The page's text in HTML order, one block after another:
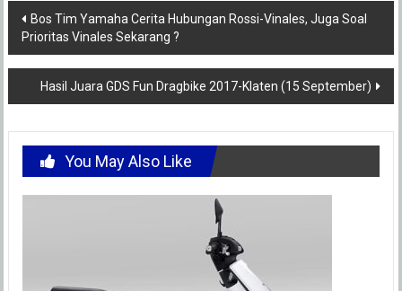
Post
navigation
Bos Tim Yamaha Cerita Hubungan Rossi-Vinales, Juga Soal
Prioritas Vinales Sekarang ?
Hasil Juara GDS Fun Dragbike 2017-Klaten (15 September)
You May Also Like